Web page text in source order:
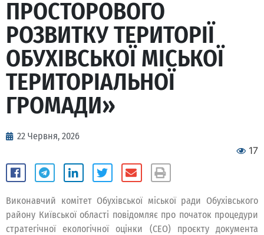
ПРОСТОРОВОГО
РОЗВИТКУ ТЕРИТОРІЇ
ОБУХІВСЬКОЇ МІСЬКОЇ
ТЕРИТОРІАЛЬНОЇ
ГРОМАДИ»
22 Червня, 2026
17
Виконавчий комітет Обухівської міської ради Обухівського
району Київської області повідомляє про початок процедури
стратегічної екологічної оцінки (СЕО) проєкту документа